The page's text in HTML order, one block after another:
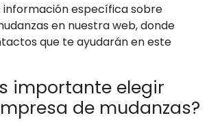
específica sobre
en nuestra web, donde
que te ayudarán en este
importante elegir
de mudanzas?